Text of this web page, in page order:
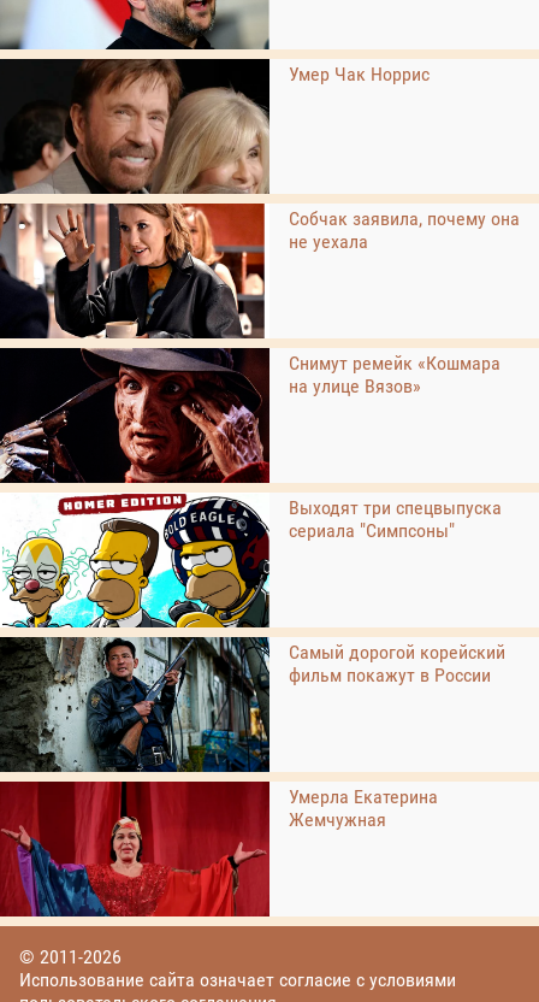
Умер Чак Норрис
Собчак заявила, почему она
не уехала
Снимут ремейк «Кошмара
на улице Вязов»
Выходят три спецвыпуска
сериала "Симпсоны"
Самый дорогой корейский
фильм покажут в России
Умерла Екатерина
Жемчужная
© 2011-2026
Использование сайта означает согласие с условиями